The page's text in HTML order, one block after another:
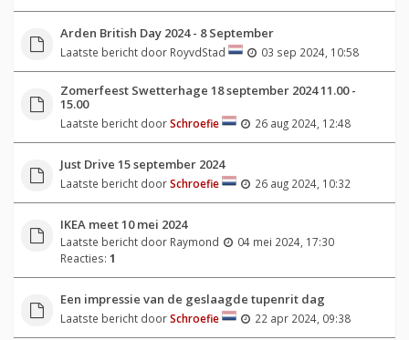
Arden British Day 2024 - 8 September
Laatste bericht door RoyvdStad 03 sep 2024, 10:58
Zomerfeest Swetterhage 18 september 2024 11.00 -
15.00
Laatste bericht doorSchroefie 26 aug 2024, 12:48
Just Drive 15 september 2024
Laatste bericht doorSchroefie 26 aug 2024, 10:32
IKEA meet 10 mei 2024
Laatste bericht door Raymond
04 mei 2024, 17:30
Reacties: 1
Een impressie van de geslaagde tupenrit dag
Laatste bericht doorSchroefie 22 apr 2024, 09:38